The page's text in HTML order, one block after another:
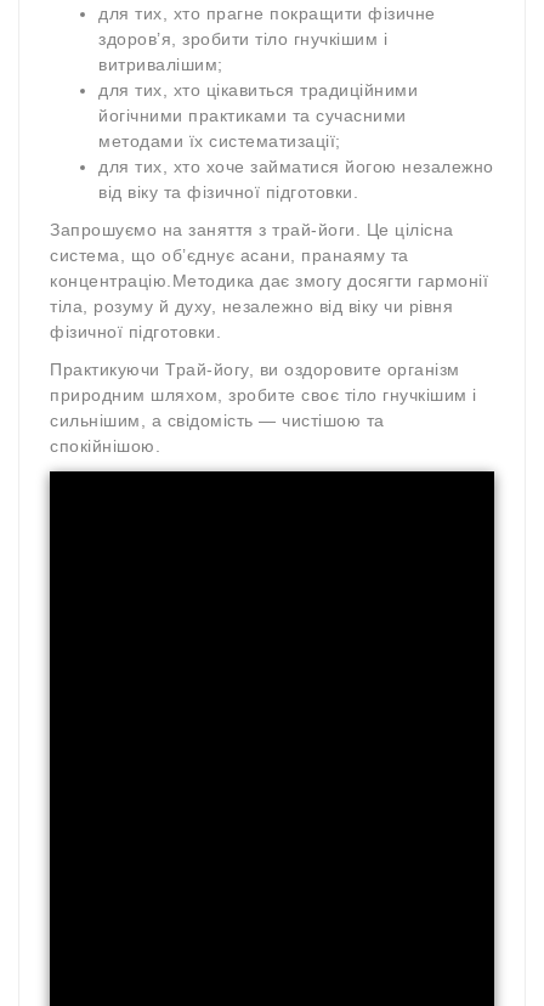
для тих, хто прагне покращити фізичне
здоров’я, зробити тіло гнучкішим і
витривалішим;
для тих, хто цікавиться традиційними
йогічними практиками та сучасними
методами їх систематизації;
для тих, хто хоче займатися йогою незалежно
від віку та фізичної підготовки.
Запрошуємо на заняття з трай-йоги. Це цілісна
система, що об’єднує асани, пранаяму та
концентрацію.Методика дає змогу досягти гармонії
тіла, розуму й духу, незалежно від віку чи рівня
фізичної підготовки.
Практикуючи Трай-йогу, ви оздоровите організм
природним шляхом, зробите своє тіло гнучкішим і
сильнішим, а свідомість — чистішою та
спокійнішою.